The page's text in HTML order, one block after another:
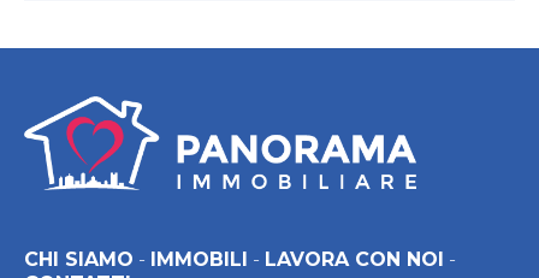
CHI SIAMO - IMMOBILI - LAVORA CON NOI -